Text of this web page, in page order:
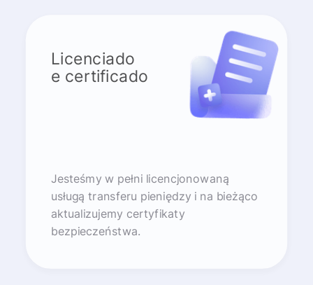
Licenciado
e certificado
Jesteśmy w pełni licencjonowaną
usługą transferu pieniędzy i na bieżąco
aktualizujemy certyfikaty
bezpieczeństwa.